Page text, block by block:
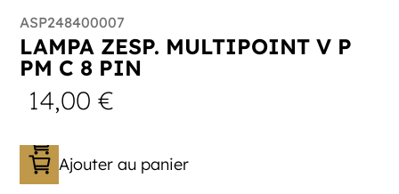
ASP248400007
LAMPA ZESP. MULTIPOINT V P
PM C 8 PIN
14,00€
Ajouter au panier